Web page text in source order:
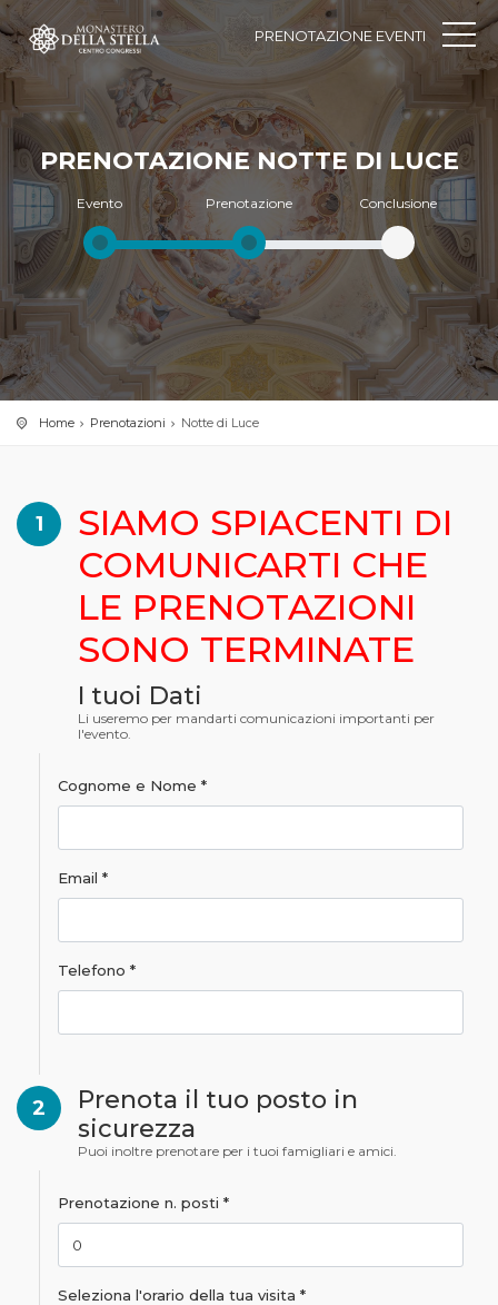
PRENOTAZIONE EVENTI
PRENOTAZIONE NOTTE DI LUCE
Evento Prenotazione Conclusione
Home Prenotazioni Notte di Luce
SIAMO SPIACENTI DI
COMUNICARTI CHE
LE PRENOTAZIONI
SONO TERMINATE
1
I tuoi Dati
Li useremo per mandarti comunicazioni importanti per
l'evento.
Cognome e Nome *
Email *
Telefono *
2
Prenota il tuo posto in
sicurezza
Puoi inoltre prenotare per i tuoi famigliari e amici.
Prenotazione n. posti *
Seleziona l'orario della tua visita *